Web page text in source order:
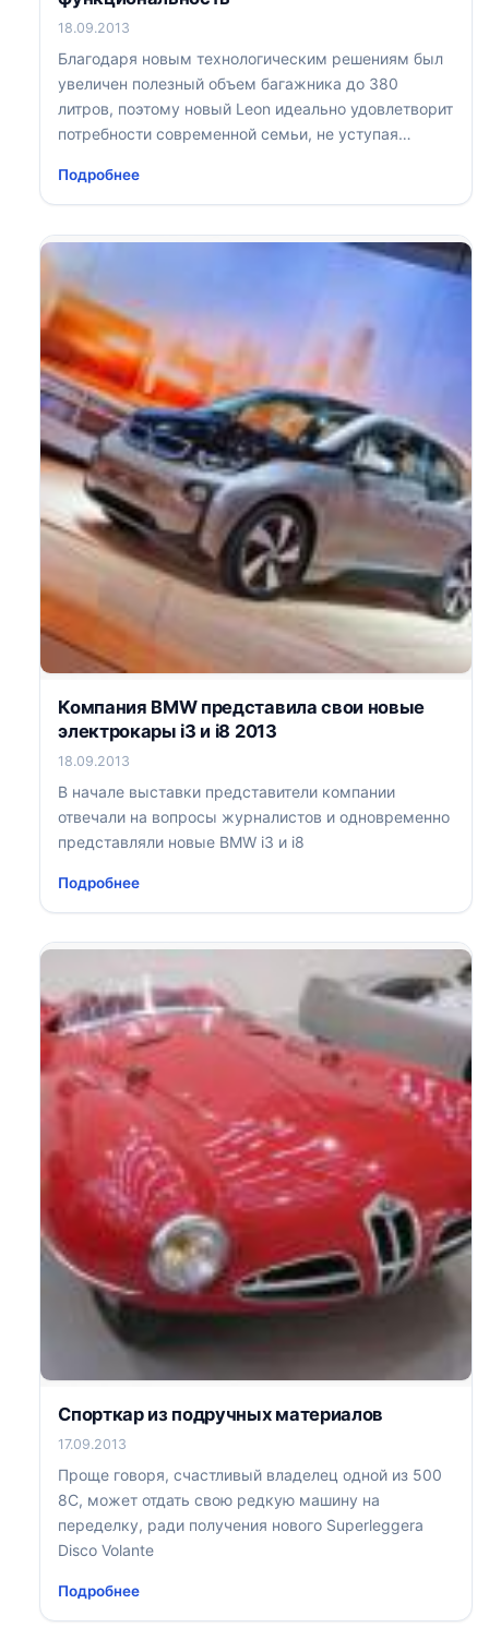
18.09.2013
Благодаря новым технологическим решениям был
увеличен полезный объем багажника до 380
литров, поэтому новый Leon идеально удовлетворит
потребности современной семьи, не уступая
Подробнее
Компания BMW представила свои новые
электрокары i3 и i8 2013
18.09.2013
В начале выставки представители компании
отвечали на вопросы журналистов и одновременно
представляли новые BMW i3 и i8
Подробнее
Спорткар из подручных материалов
17.09.2013
Проще говоря, счастливый владелец одной из 500
8C, может отдать свою редкую машину на
переделку, ради получения нового Superleggera
Disco Volante
Подробнее